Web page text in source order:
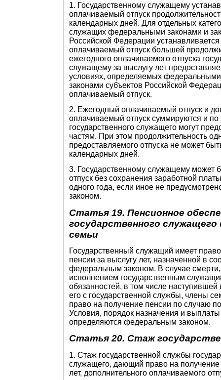
1. Государственному служащему
оплачиваемый отпуск
календарных дней. Для отдельных
служащих федеральными законами и
Российской Федерации
оплачиваемый отпуск большей
ежегодного оплачиваемого отпуска
служащему за выслугу лет
условиях, определяемых
законами субъектов Российской
оплачиваемый отпуск.
2. Ежегодный оплачиваемый отпуск и
оплачиваемый отпуск суммируются и
государственного служащего могут
частям. При этом продолжительность
предоставляемого отпуска не может
календарных дней.
3. Государственному служащему может
отпуск без сохранения заработной
одного года, если иное не
законом.
Статья 19. Пенсионное
государственного служащего
семьи
Государственный служащий имеет
пенсии за выслугу лет, назначенной в
федеральным законом. В случае смерти,
исполнением государственным
обязанностей, в том числе наступившей
его с государственной службы, члены
право на получение пенсии по случаю
Условия, порядок назначения и
определяются федеральным законом.
Статья 20. Стаж
1. Стаж государственной службы
служащего, дающий право на получение
лет, дополнительного оплачиваемого